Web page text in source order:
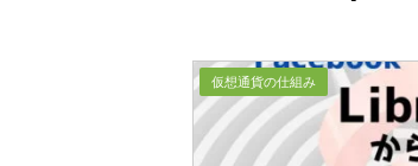
仮想通貨の仕組み